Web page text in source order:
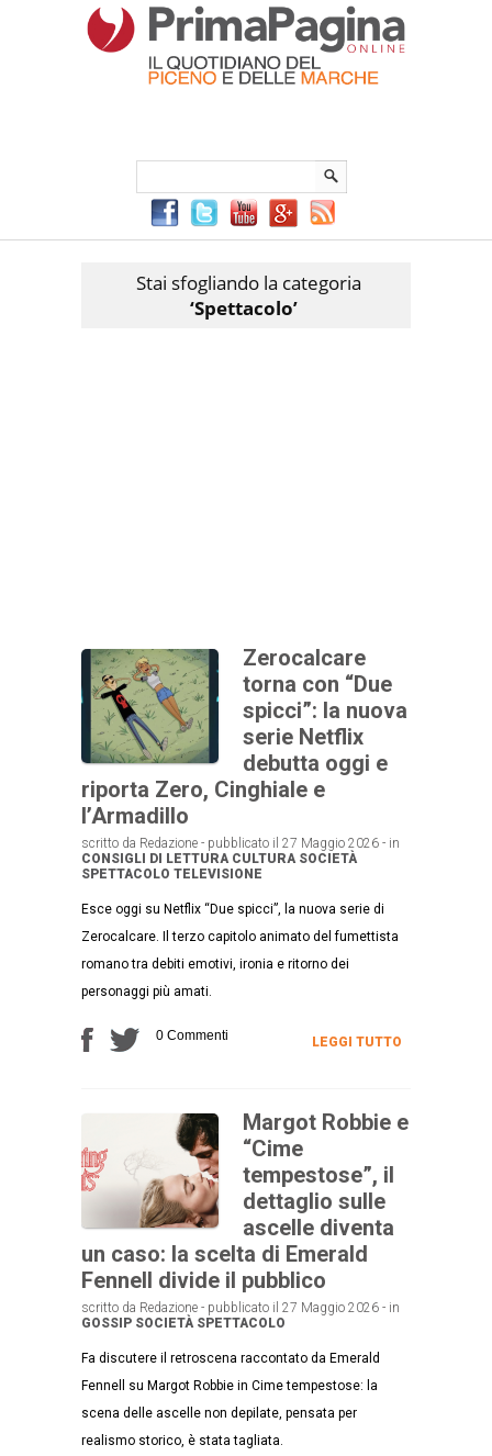
Stai sfogliando la categoria
‘Spettacolo’
Zerocalcare
torna con “Due
spicci”: la nuova
serie Netflix
debutta oggi e
riporta Zero, Cinghiale e
l’Armadillo
scritto da Redazione - pubblicato il 27 Maggio 2026 - in
CONSIGLI DI LETTURA CULTURA SOCIETÀ
SPETTACOLO TELEVISIONE
Esce oggi su Netflix “Due spicci”, la nuova serie di
Zerocalcare. Il terzo capitolo animato del fumettista
romano tra debiti emotivi, ironia e ritorno dei
personaggi più amati.
0 Commenti LEGGI TUTTO
Margot Robbie e
“Cime
tempestose”, il
dettaglio sulle
ascelle diventa
un caso: la scelta di Emerald
Fennell divide il pubblico
scritto da Redazione - pubblicato il 27 Maggio 2026 - in
GOSSIP SOCIETÀ SPETTACOLO
Fa discutere il retroscena raccontato da Emerald
Fennell su Margot Robbie in Cime tempestose: la
scena delle ascelle non depilate, pensata per
realismo storico, è stata tagliata.